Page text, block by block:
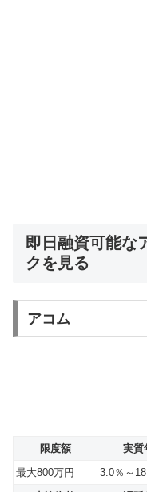
即日融資可能な
クを見る
アコム
限度額 実質
最大800万円
3.0％～